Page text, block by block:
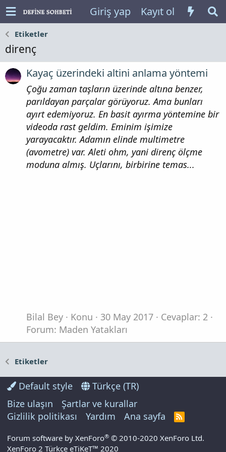
Giriş yap Kayıt ol
Etiketler
direnç
Kayaç üzerindeki altini anlama yöntemi
Çoğu zaman taşların üzerinde altına benzer,
parıldayan parçalar görüyoruz. Ama bunları
ayırt edemiyoruz. En basit ayırma yöntemine bir
videoda rast geldim. Eminim işimize
yarayacaktır. Adamın elinde multimetre
(avometre) var. Aleti ohm, yani direnç ölçme
moduna almış. Uçlarını, birbirine temas...
Bilal Bey Konu 30 May 2017
Cevaplar: 2
Forum: Maden Yatakları
Etiketler
Default style
Türkçe (TR)
Bize ulaşın
Şartlar ve kurallar
Gizlilik politikası
Yardım Ana sayfa
R
S
Forum software by XenForo® © 2010-2020 XenForo Ltd.
XenForo 2 Türkçe eTiKeT™ 2020